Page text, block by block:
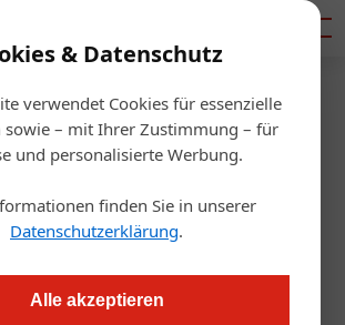
& Datenschutz
verwendet Cookies für essenzielle
sowie – mit Ihrer Zustimmung – für
und personalisierte Werbung.
finden Sie in unserer
Datenschutzerklärung.
Alle akzeptieren
Startseite/Tourismusbranche
Event
Frühling 2025 am
Rathausplatz